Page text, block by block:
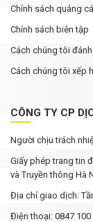
Chính sách quảng
Chính sách biên tập
Cách chúng tôi
Cách chúng tôi xếp
CÔNG TY CP
Người chịu trách
Giấy phép trang tin
và Truyền thông Hà
Địa chỉ giao dịch:
Điện thoại: 0847